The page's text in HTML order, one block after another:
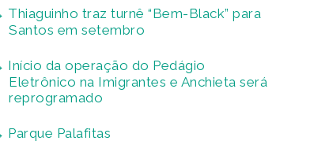
Thiaguinho traz turnê “Bem-Black” para
Santos em setembro
Início da operação do Pedágio
Eletrônico na Imigrantes e Anchieta será
reprogramado
Parque Palafitas